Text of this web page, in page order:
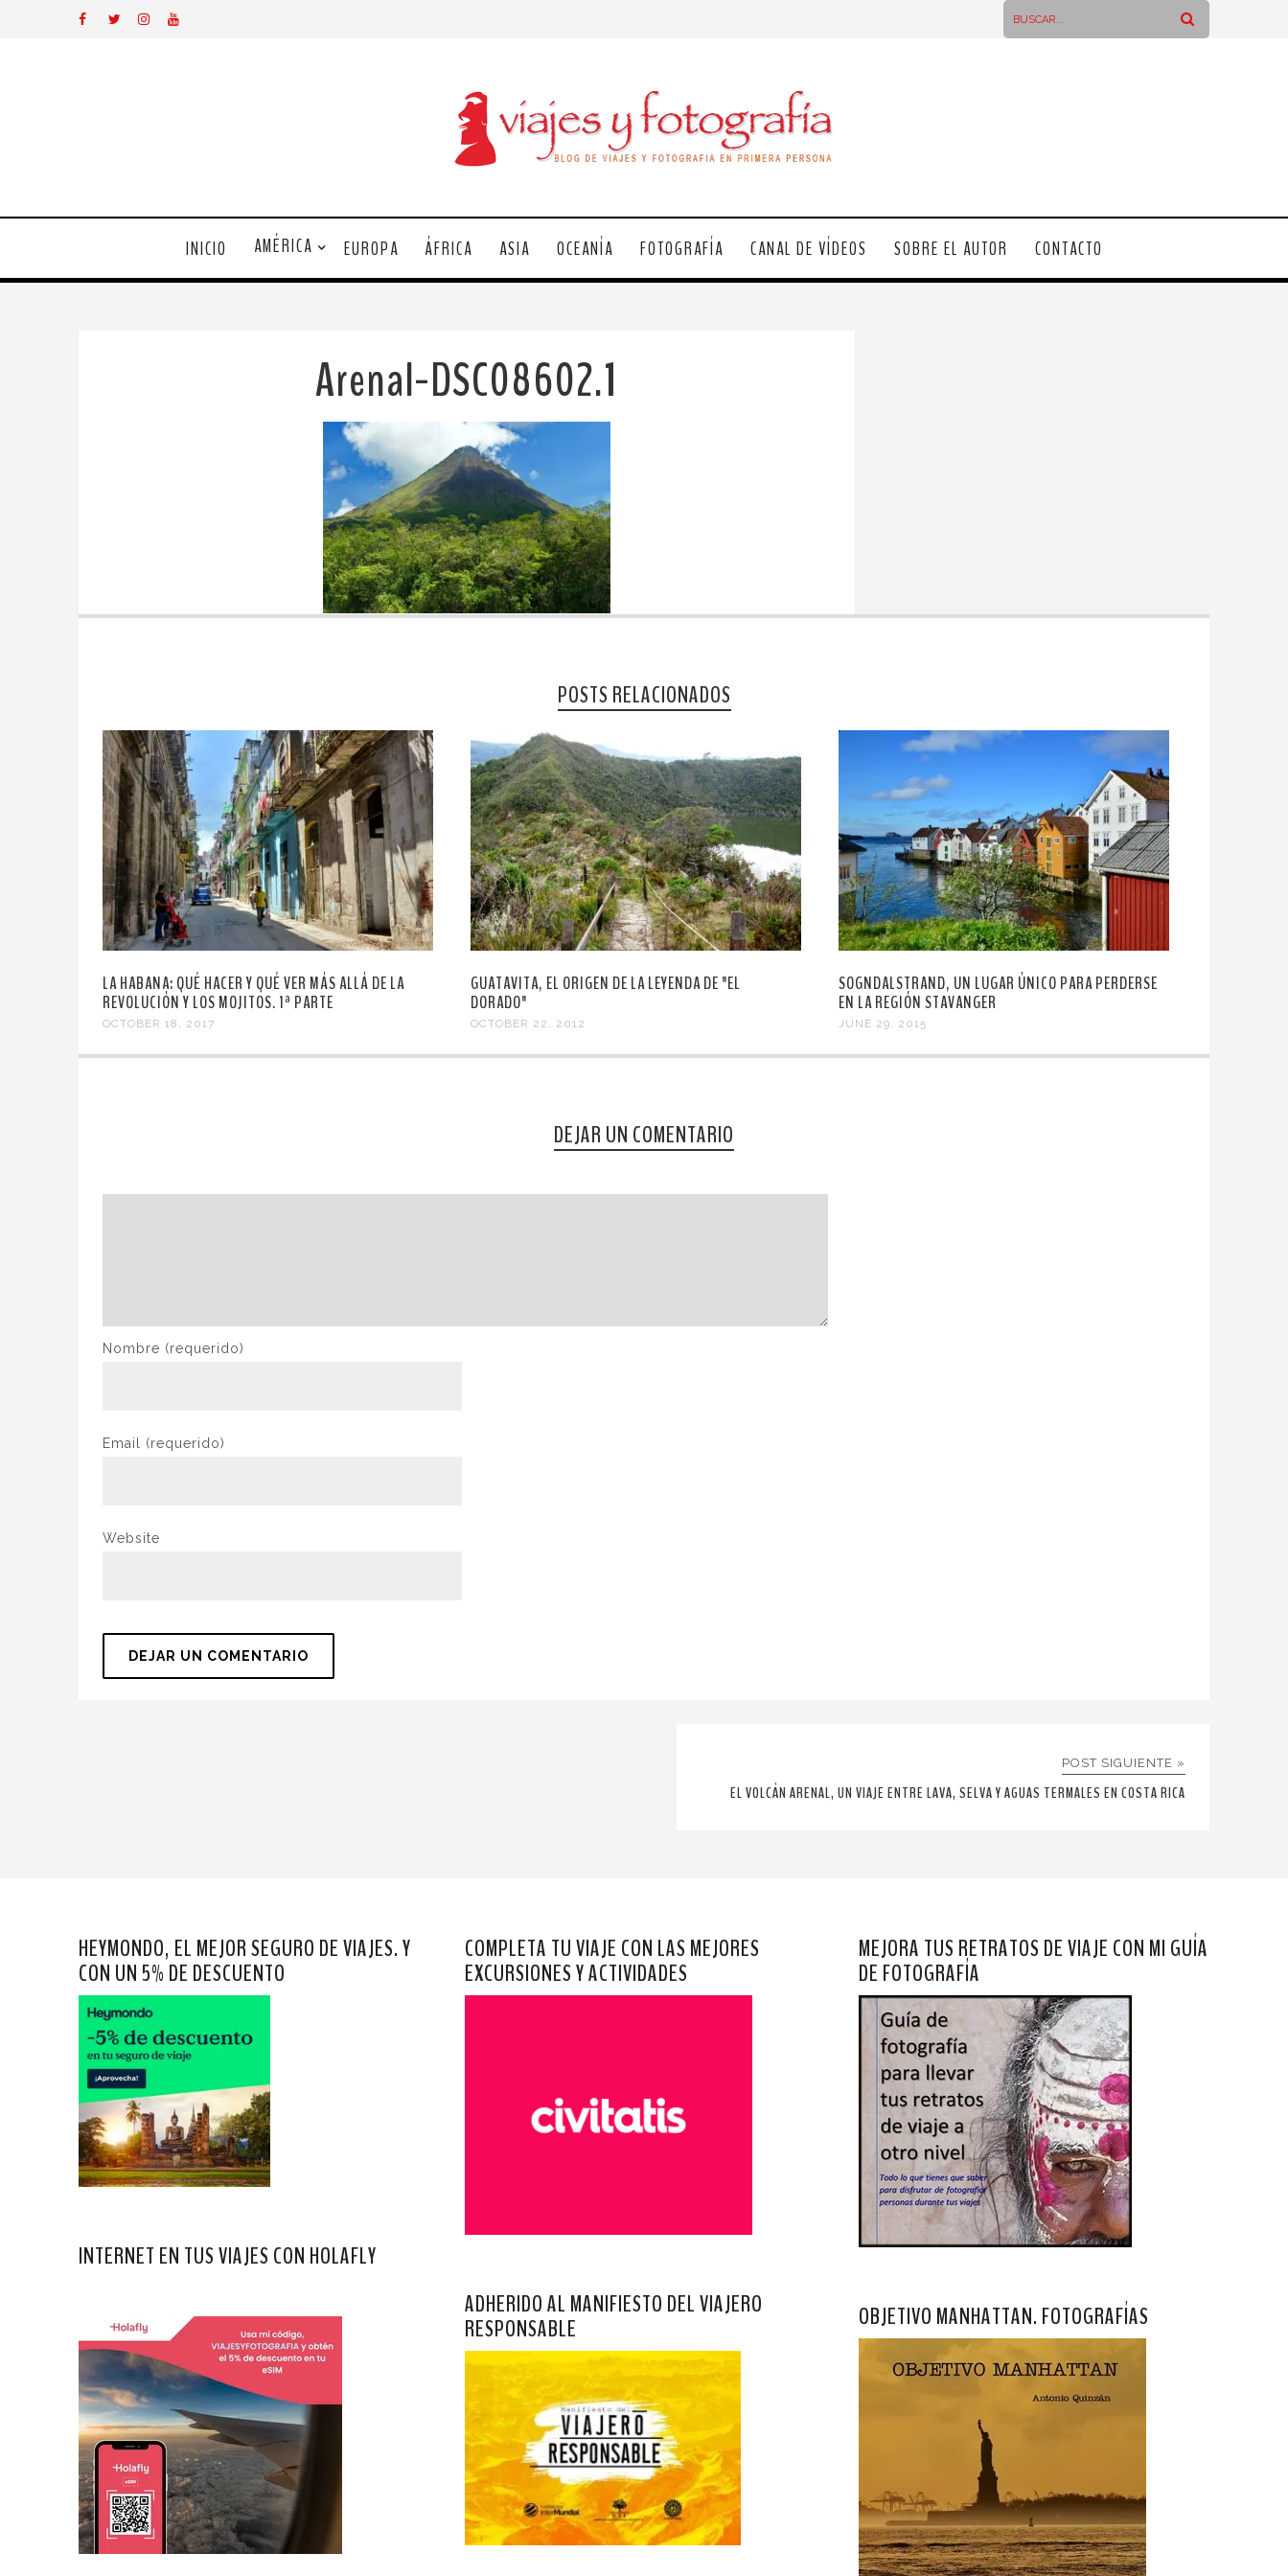
INICIO AMÉRICA EUROPA ÁFRICA ASIA OCEANÍA FOTOGRAFÍA CANAL DE VÍDEOS SOBRE EL AUTOR CONTACTO
Arenal-DSC08602.1
POSTS RELACIONADOS
LA HABANA: QUÉ HACER Y QUÉ VER MÁS ALLÁ DE LA
REVOLUCIÓN Y LOS MOJITOS. 1ª PARTE
OCTOBER 18, 2017
GUATAVITA, EL ORIGEN DE LA LEYENDA DE "EL
DORADO"
OCTOBER 22, 2012
SOGNDALSTRAND, UN LUGAR ÚNICO PARA PERDERSE
EN LA REGIÓN STAVANGER
JUNE 29, 2015
DEJAR UN COMENTARIO
Nombre (requerido)
Email (requerido)
Website
POST SIGUIENTE »
EL VOLCÁN ARENAL, UN VIAJE ENTRE LAVA, SELVA Y AGUAS TERMALES EN COSTA RICA
HEYMONDO, EL MEJOR SEGURO DE VIAJES. Y
CON UN 5% DE DESCUENTO
INTERNET EN TUS VIAJES CON HOLAFLY
COMPLETA TU VIAJE CON LAS MEJORES
EXCURSIONES Y ACTIVIDADES
ADHERIDO AL MANIFIESTO DEL VIAJERO
RESPONSABLE
MEJORA TUS RETRATOS DE VIAJE CON MI GUÍA
DE FOTOGRAFÍA
OBJETIVO MANHATTAN. FOTOGRAFÍAS